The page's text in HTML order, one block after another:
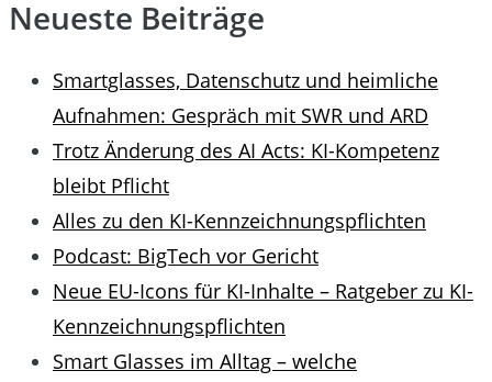
Neueste Beiträge
Smartglasses, Datenschutz und heimliche
Aufnahmen: Gespräch mit SWR und ARD
Trotz Änderung des AI Acts: KI-Kompetenz
bleibt Pflicht
Alles zu den KI-Kennzeichnungspflichten
Podcast: BigTech vor Gericht
Neue EU-Icons für KI-Inhalte – Ratgeber zu KI-
Kennzeichnungspflichten
Smart Glasses im Alltag – welche